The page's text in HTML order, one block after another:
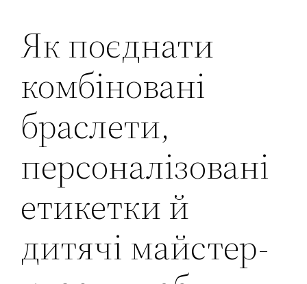
Як поєднати
комбіновані
браслети,
персоналізовані
етикетки й
дитячі майстер-